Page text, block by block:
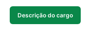
Descrição do cargo